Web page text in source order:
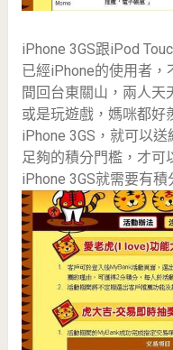
iPhone 3GS跟iPod
已經iPhone的使用者
間回台東關山，兩人天
或是玩遊戲，媽咪都好
iPhone 3GS，就可以
足夠的積分門檻，才可
iPhone 3GS就需要有